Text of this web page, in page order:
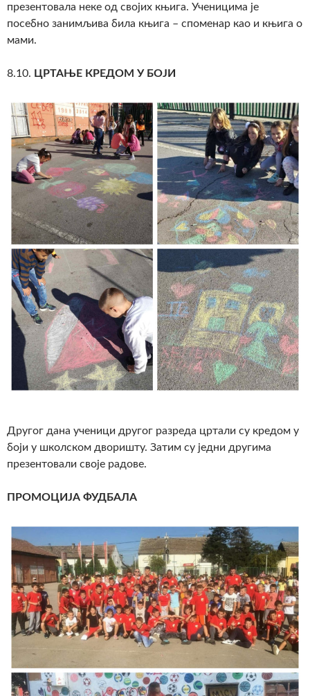
презентовала неке од својих књига. Ученицима је
посебно занимљива била књига – споменар као и књига о
мами.
8.10. ЦРТАЊЕ КРЕДОМ У БОЈИ
Другог дана ученици другог разреда цртали су кредом у
боји у школском дворишту. Затим су једни другима
презентовали своје радове.
ПРОМОЦИЈА ФУДБАЛА